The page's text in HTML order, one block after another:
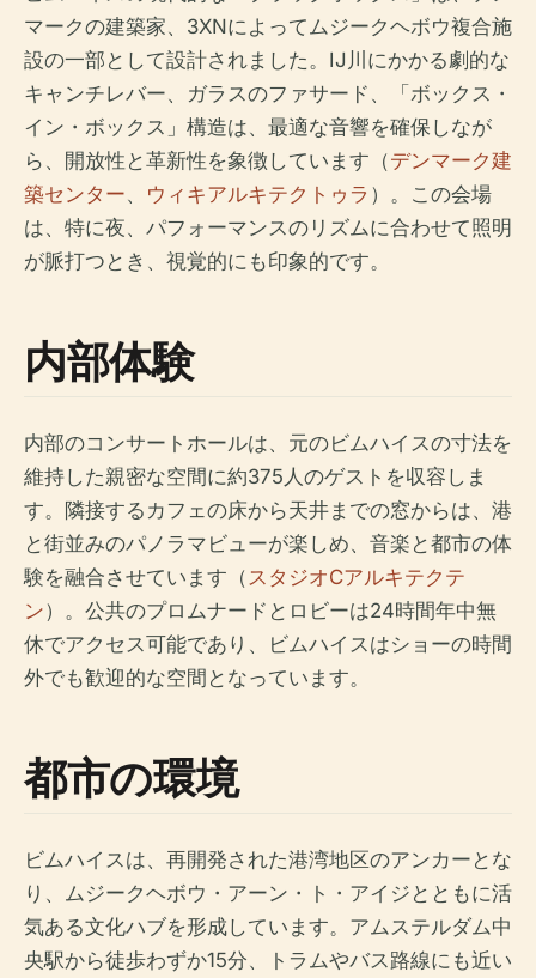
マークの建築家、3XNによってムジークヘボウ複合施
設の一部として設計されました。IJ川にかかる劇的な
キャンチレバー、ガラスのファサード、「ボックス・
イン・ボックス」構造は、最適な音響を確保しなが
ら、開放性と革新性を象徴しています（デンマーク建
築センター、 ウィキアルキテクトゥラ ）。この会場
は、特に夜、パフォーマンスのリズムに合わせて照明
が脈打つとき、視覚的にも印象的です。
内部体験
内部のコンサートホールは、元のビムハイスの寸法を
維持した親密な空間に約375人のゲストを収容しま
す。隣接するカフェの床から天井までの窓からは、港
と街並みのパノラマビューが楽しめ、音楽と都市の体
験を融合させています（ スタジオCアルキテクテ
ン）。公共のプロムナードとロビーは24時間年中無
休でアクセス可能であり、ビムハイスはショーの時間
外でも歓迎的な空間となっています。
都市の環境
ビムハイスは、再開発された港湾地区のアンカーとな
り、ムジークヘボウ・アーン・ト・アイジとともに活
気ある文化ハブを形成しています。アムステルダム中
央駅から徒歩わずか15分、トラムやバス路線にも近い